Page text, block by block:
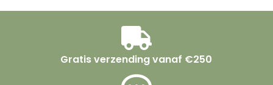
Gratis verzending vanaf €250